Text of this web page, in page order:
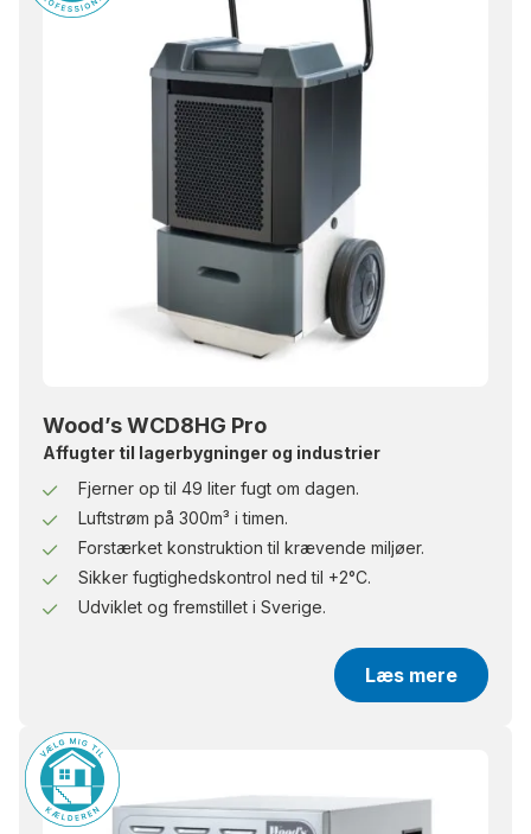
Wood’s WCD8HG Pro
Affugter til lagerbygninger og industrier
Fjerner op til 49 liter fugt om dagen.
Luftstrøm på 300m³ i timen.
Forstærket konstruktion til krævende miljøer.
Sikker fugtighedskontrol ned til +2°C.
Udviklet og fremstillet i Sverige.
Læs mere